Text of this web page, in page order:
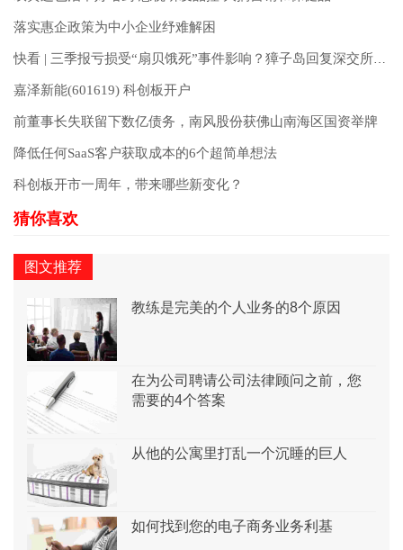
落实惠企政策为中小企业纾难解困
嘉泽新能(601619) 科创板开户
前董事长失联留下数亿债务，南风股份获佛山南海区国资举牌
降低任何SaaS客户获取成本的6个超简单想法
科创板开市一周年，带来哪些新变化？
图文推荐
教练是完美的个人业务的8个原因
在为公司聘请公司法律顾问之前，您
需要的4个答案
从他的公寓里打乱一个沉睡的巨人
如何找到您的电子商务业务利基